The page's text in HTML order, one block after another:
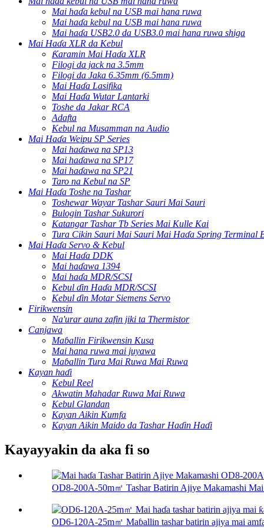
Mai haɗa kebul na USB mai hana ruwa
Mai haɗa kebul na USB mai hana ruwa
Mai haɗa USB2.0 da USB3.0 mai hana ruwa shiga
Mai Haɗa XLR da Kebul
Ƙaramin Mai Haɗa XLR
Filogi da jack na 3.5mm
Filogi da Jaka 6.35mm (6.5mm)
Mai Haɗa Lasifika
Mai Haɗa Wutar Lantarki
Toshe da Jakar RCA
Adafta
Kebul na Musamman na Audio
Mai Haɗa Weipu SP Series
Mai haɗawa na SP13
Mai haɗawa na SP17
Mai haɗawa na SP21
Taro na Kebul na SP
Mai Haɗa Toshe na Tashar
Toshewar Wayar Tashar Sauri Mai Sauri
Bulogin Tashar Sukurori
Katangar Tashar Tb Series Mai Kulle Kai
Tura Cikin Sauri Mai Sauri Mai Haɗa Spring Terminal
Mai Haɗa Servo & Kebul
Mai Haɗa DDK
Mai haɗawa 1394
Mai haɗa MDR/SCSI
Kebul ɗin Haɗa MDR/SCSI
Kebul ɗin Motar Siemens Servo
Firikwensin
Na'urar auna zafin jiki ta Thermistor
Canjawa
Maɓallin Firikwensin Kusa
Mai hana ruwa mai juyawa
Maɓallin Tura Mai Ruwa Mai Ruwa
Kayan haɗi
Kebul Reel
Akwatin Mahadar Ruwa Mai Ruwa
Kebul Glandan
Kayan Aikin Kumfa
Kayan Aikin Maido da Tashar Haɗin Haɗi
Kayayyakin da aka fi so
OD8-200A-50m㎡ Tashar Batirin Ajiye Makamashi
OD6-120A-25m㎡ Maɓallin tashar batirin ajiya mai